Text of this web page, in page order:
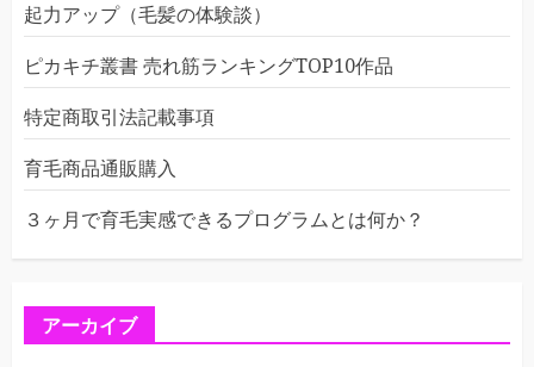
起力アップ（毛髪の体験談）
ピカキチ叢書 売れ筋ランキングTOP10作品
特定商取引法記載事項
育毛商品通販購入
３ヶ月で育毛実感できるプログラムとは何か？
アーカイブ